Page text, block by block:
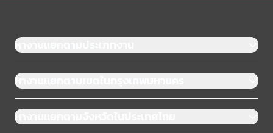
หางานแยกตามประเภทงาน
หางานแยกตามเขตในกรุงเทพมหานคร
หางานแยกตามจังหวัดในประเทศไทย